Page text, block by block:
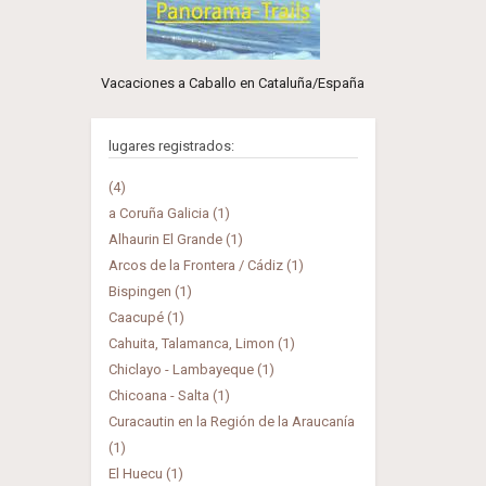
Vacaciones a Caballo en Cataluña/España
lugares registrados:
(4)
a Coruña Galicia (1)
Alhaurin El Grande (1)
Arcos de la Frontera / Cádiz (1)
Bispingen (1)
Caacupé (1)
Cahuita, Talamanca, Limon (1)
Chiclayo - Lambayeque (1)
Chicoana - Salta (1)
Curacautin en la Región de la Araucanía
(1)
El Huecu (1)